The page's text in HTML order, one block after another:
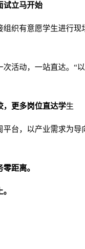
试立马开始
组织有意愿学生进行
次活动，一站直达。“
，更多岗位直达学生
平台，以产业需求为
距离。